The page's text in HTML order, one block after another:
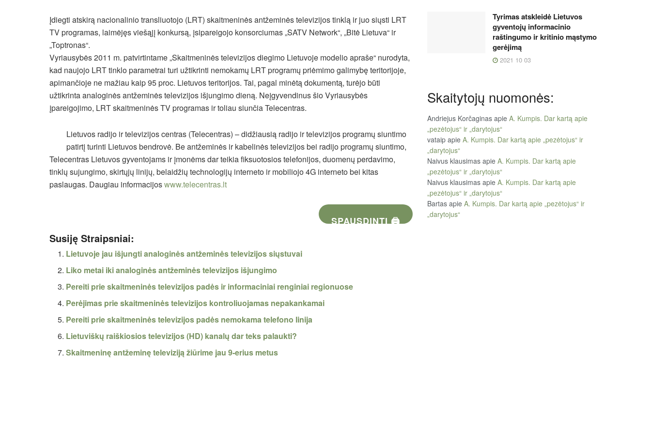
Įdiegti atskirą nacionalinio transliuotojo (LRT) skaitmeninės antžeminės televizijos tinklą ir juo siųsti LRT
TV programas, laimėjęs viešąjį konkursą, įsipareigojo konsorciumas „SATV Network“, „Bitė Lietuva“ ir
„Toptronas“.
Vyriausybės 2011 m. patvirtintame „Skaitmeninės televizijos diegimo Lietuvoje modelio apraše“ nurodyta,
kad naujojo LRT tinklo parametrai turi užtikrinti nemokamų LRT programų priėmimo galimybę teritorijoje,
apimančioje ne mažiau kaip 95 proc. Lietuvos teritorijos. Tai, pagal minėtą dokumentą, turėjo būti
užtikrinta analoginės antžeminės televizijos išjungimo dieną. Neįgyvendinus šio Vyriausybės
įpareigojimo, LRT skaitmeninės TV programas ir toliau siunčia Telecentras.
Lietuvos radijo ir televizijos centras (Telecentras) – didžiausią radijo ir televizijos programų siuntimo
patirtį turinti Lietuvos bendrovė. Be antžeminės ir kabelinės televizijos bei radijo programų siuntimo,
Telecentras Lietuvos gyventojams ir įmonėms dar teikia fiksuotosios telefonijos, duomenų perdavimo,
tinklų sujungimo, skirtųjų linijų, belaidžių technologijų interneto ir mobiliojo 4G interneto bei kitas
paslaugas. Daugiau informacijoswww.telecentras.lt
SPAUSDINTI 🖨
Susiję Straipsniai:
Lietuvoje jau išjungti analoginės antžeminės televizijos siųstuvai
Liko metai iki analoginės antžeminės televizijos išjungimo
Pereiti prie skaitmeninės televizijos padės ir informaciniai renginiai regionuose
Perėjimas prie skaitmeninės televizijos kontroliuojamas nepakankamai
Pereiti prie skaitmeninės televizijos padės nemokama telefono linija
Lietuviškų raiškiosios televizijos (HD) kanalų dar teks palaukti?
Skaitmeninę antžeminę televiziją žiūrime jau 9-erius metus
Tyrimas atskleidė Lietuvos
gyventojų informacinio
raštingumo ir kritinio mąstymo
gerėjimą
2021 10 03
Skaitytojų nuomonės:
Andriejus Korčaginas apie A. Kumpis. Dar kartą apie
„pezėtojus“ ir „darytojus“
vataip apie A. Kumpis. Dar kartą apie „pezėtojus“ ir
„darytojus“
Naivus klausimas apie A. Kumpis. Dar kartą apie
„pezėtojus“ ir „darytojus“
Naivus klausimas apie A. Kumpis. Dar kartą apie
„pezėtojus“ ir „darytojus“
Bartas apie A. Kumpis. Dar kartą apie „pezėtojus“ ir
„darytojus“